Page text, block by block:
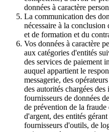
données à caractère
La communication des
nécessaire à la
et de formation et du
Vos données à caractère
aux catégories d'entités
des services de paiement
auquel appartient le
messagerie, des
des autorités chargées
fournisseurs de données
de prévention de la
d'argent, des entités
fournisseurs d'outils, de